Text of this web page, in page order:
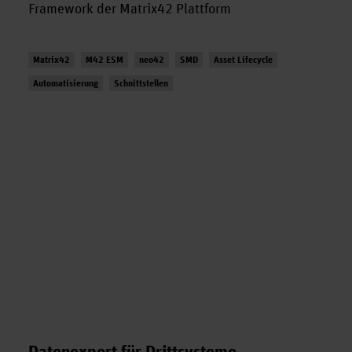
Framework der Matrix42 Plattform
Matrix42 M42 ESM neo42 SMD Asset Lifecycle
Automatisierung Schnittstellen